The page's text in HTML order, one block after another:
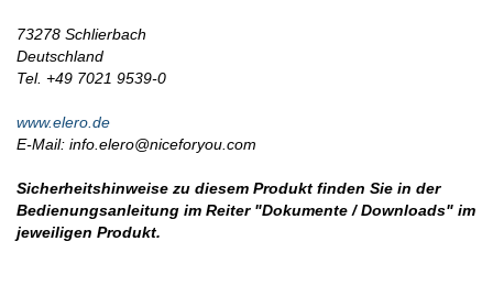
73278 Schlierbach
Deutschland
Tel. +49 7021 9539-0
www.elero.de
E-Mail: info.elero@niceforyou.com
Sicherheitshinweise zu diesem Produkt finden Sie in der
Bedienungsanleitung im Reiter "Dokumente / Downloads" im
jeweiligen Produkt.